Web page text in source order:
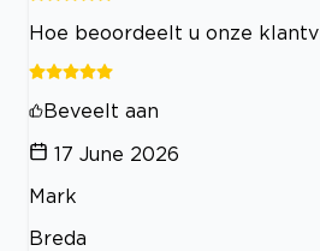
Hoe beoordeelt u onze
Beveelt aan
17 June 2026
Mark
Breda